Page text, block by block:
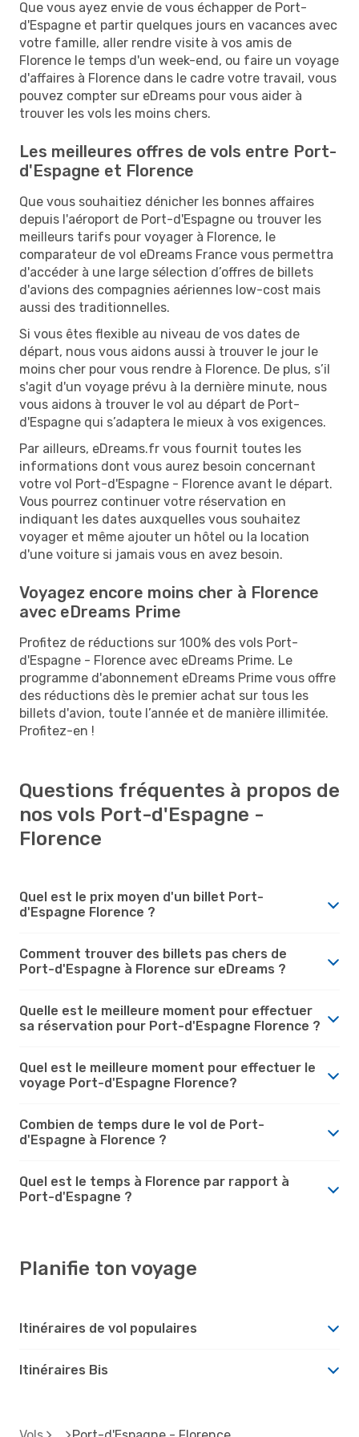
Que vous ayez envie de vous échapper de Port-
d'Espagne et partir quelques jours en vacances avec
votre famille, aller rendre visite à vos amis de
Florence le temps d'un week-end, ou faire un voyage
d'affaires à Florence dans le cadre votre travail, vous
pouvez compter sur eDreams pour vous aider à
trouver les vols les moins chers.
Les meilleures offres de vols entre Port-
d'Espagne et Florence
Que vous souhaitiez dénicher les bonnes affaires
depuis l'aéroport de Port-d'Espagne ou trouver les
meilleurs tarifs pour voyager à Florence, le
comparateur de vol eDreams France vous permettra
d'accéder à une large sélection d’offres de billets
d'avions des compagnies aériennes low-cost mais
aussi des traditionnelles.
Si vous êtes flexible au niveau de vos dates de
départ, nous vous aidons aussi à trouver le jour le
moins cher pour vous rendre à Florence. De plus, s’il
s'agit d'un voyage prévu à la dernière minute, nous
vous aidons à trouver le vol au départ de Port-
d'Espagne qui s’adaptera le mieux à vos exigences.
Par ailleurs, eDreams.fr vous fournit toutes les
informations dont vous aurez besoin concernant
votre vol Port-d'Espagne - Florence avant le départ.
Vous pourrez continuer votre réservation en
indiquant les dates auxquelles vous souhaitez
voyager et même ajouter un hôtel ou la location
d'une voiture si jamais vous en avez besoin.
Voyagez encore moins cher à Florence
avec eDreams Prime
Profitez de réductions sur 100% des vols Port-
d'Espagne - Florence avec eDreams Prime. Le
programme d'abonnement eDreams Prime vous offre
des réductions dès le premier achat sur tous les
billets d'avion, toute l’année et de manière illimitée.
Profitez-en !
Questions fréquentes à propos de
nos vols Port-d'Espagne -
Florence
Quel est le prix moyen d'un billet Port-
d'Espagne Florence ?
Comment trouver des billets pas chers de
Port-d'Espagne à Florence sur eDreams ?
Quelle est le meilleure moment pour effectuer
sa réservation pour Port-d'Espagne Florence ?
Quel est le meilleure moment pour effectuer le
voyage Port-d'Espagne Florence?
Combien de temps dure le vol de Port-
d'Espagne à Florence ?
Quel est le temps à Florence par rapport à
Port-d'Espagne ?
Planifie ton voyage
Itinéraires de vol populaires
Itinéraires Bis